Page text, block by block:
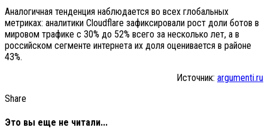
Аналогичная тенденция наблюдается во всех глобальных
метриках: аналитики Cloudflare зафиксировали рост доли ботов в
мировом трафике с 30% до 52% всего за несколько лет, а в
российском сегменте интернета их доля оценивается в районе
43%.
Источник: argumenti.ru
Share
Это вы еще не читали...